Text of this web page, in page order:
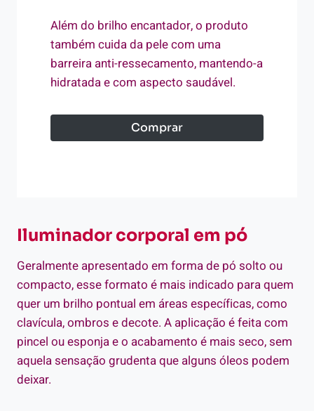
Além do brilho encantador, o produto
também cuida da pele com uma
barreira anti-ressecamento, mantendo-a
hidratada e com aspecto saudável.
Comprar
Iluminador corporal em pó
Geralmente apresentado em forma de pó solto ou
compacto, esse formato é mais indicado para quem
quer um brilho pontual em áreas específicas, como
clavícula, ombros e decote. A aplicação é feita com
pincel ou esponja e o acabamento é mais seco, sem
aquela sensação grudenta que alguns óleos podem
deixar.